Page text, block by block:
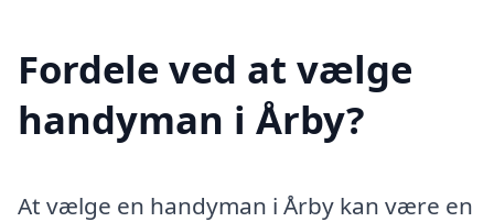
Fordele ved at vælge
handyman i Årby?
At vælge en handyman i Årby kan være en